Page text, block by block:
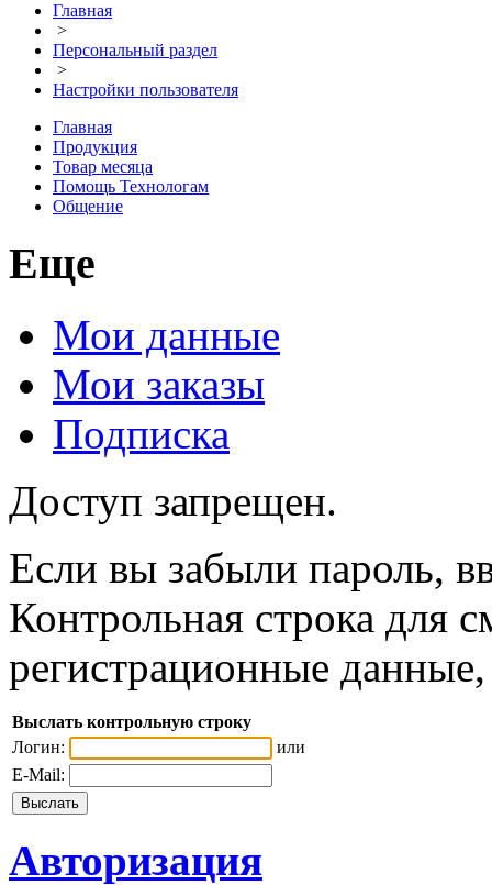
Главная
>
Персональный раздел
>
Настройки пользователя
Главная
Продукция
Товар месяца
Помощь Технологам
Общение
Еще
Мои данные
Мои заказы
Подписка
Доступ запрещен.
Если вы забыли пароль,
Контрольная строка для
регистрационные
Выслать контрольную строку
Логин:
или
E-Mail:
Авторизация